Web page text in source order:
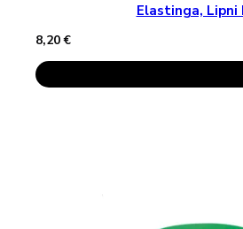
Elastinga, Lipni
8,20€